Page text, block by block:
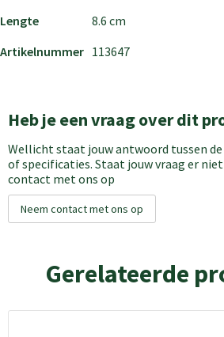
Lengte
8.6 cm
Artikelnummer 113647
Heb je een vraag over dit
Wellicht staat jouw antwoord tussen
of specificaties. Staat jouw vraag er
contact met ons op
Neem contact met ons op
Gerelateerde